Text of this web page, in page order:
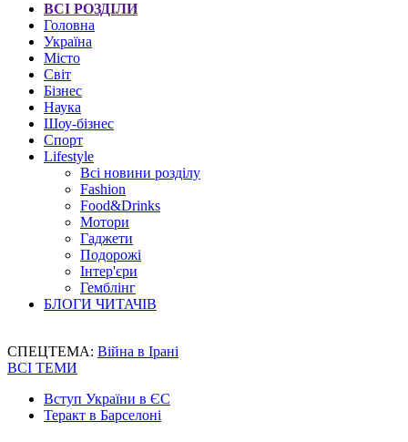
ВСІ РОЗДІЛИ
Головна
Україна
Місто
Світ
Бізнес
Наука
Шоу-бізнес
Спорт
Lifestyle
Всі новини розділу
Fashion
Food&Drinks
Мотори
Гаджети
Подорожі
Інтер'єри
Гемблінг
БЛОГИ ЧИТАЧІВ
СПЕЦТЕМА: Війна в Ірані
ВСІ ТЕМИ
Вступ України в ЄС
Теракт в Барселоні